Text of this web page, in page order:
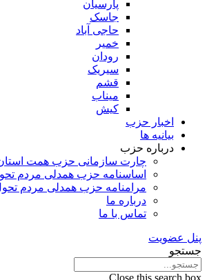
پارسیان
جاسک
حاجی آباد
خمیر
رودان
سیریک
قشم
میناب
کیش
اخبار حزب
بیانیه ها
درباره حزب
چارت سازمانی حزب همت
اساسنامه حزب همدلی مردم
مرامنامه حزب همدلی مردم
درباره ما
تماس با ما
پنل عضویت
جستجو
Close this search box.